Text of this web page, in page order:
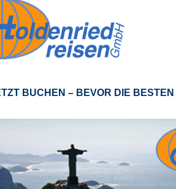
BUCHEN – BEVOR DIE